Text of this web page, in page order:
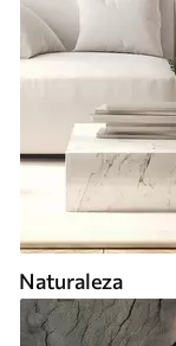
Naturaleza